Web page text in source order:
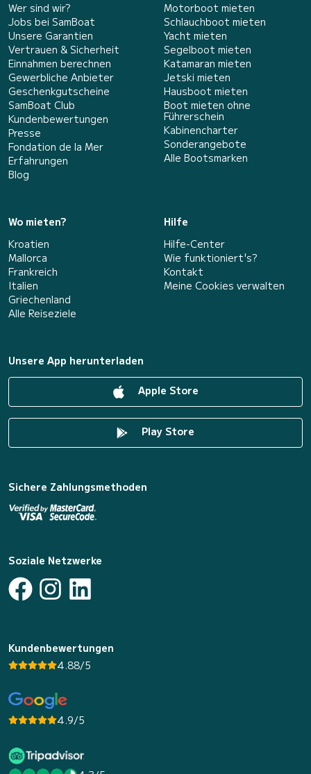
Wer sind wir?
Jobs bei SamBoat
Unsere Garantien
Vertrauen & Sicherheit
Einnahmen berechnen
Gewerbliche Anbieter
Geschenkgutscheine
SamBoat Club
Kundenbewertungen
Presse
Fondation de la Mer
Erfahrungen
Blog
Motorboot mieten
Schlauchboot mieten
Yacht mieten
Segelboot mieten
Katamaran mieten
Jetski mieten
Hausboot mieten
Boot mieten ohne
Führerschein
Kabinencharter
Sonderangebote
Alle Bootsmarken
Wo mieten?
Kroatien
Mallorca
Frankreich
Italien
Griechenland
Alle Reiseziele
Hilfe
Hilfe-Center
Wie funktioniert's?
Kontakt
Meine Cookies verwalten
Unsere App herunterladen
Apple Store
Play Store
Sichere Zahlungsmethoden
Soziale Netzwerke
Kundenbewertungen
4.88/5
4.9/5